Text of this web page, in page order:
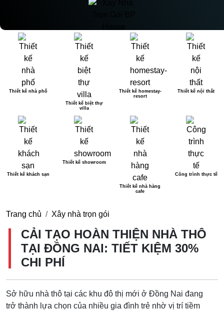
Thiết kế nhà phố
Thiết kế biệt thự
villa
Thiết kế homestay-
resort
Thiết kế nội thất
Thiết kế khách sạn
Thiết kế showroom
Thiết kế nhà hàng
cafe
Công trình thực tế
Trang chủ Xây nhà trọn gói
CẢI TẠO HOÀN THIỆN NHÀ THÔ
TẠI ĐỒNG NAI: TIẾT KIỆM 30%
CHI PHÍ
Sở hữu nhà thô tại các khu đô thị mới ở Đồng Nai đang
trở thành lựa chọn của nhiều gia đình trẻ nhờ vị trí tiềm